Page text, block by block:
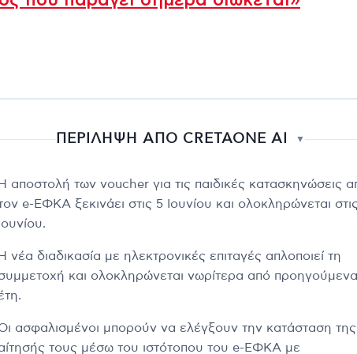
ΠΕΡΙΛΗΨΗ ΑΠΟ CRETAONE AI ▼
Η αποστολή των voucher για τις παιδικές κατασκηνώσεις
e-ΕΦΚΑ ξεκινάει στις 5 Ιουνίου και ολοκληρώνεται
Ιουνίου.
Η νέα διαδικασία με ηλεκτρονικές επιταγές απλοποιεί τη
και ολοκληρώνεται νωρίτερα από προηγούμενα
ασφαλισμένοι μπορούν να ελέγξουν την κατάσταση της
τους μέσω του ιστότοπου του e-ΕΦΚΑ με